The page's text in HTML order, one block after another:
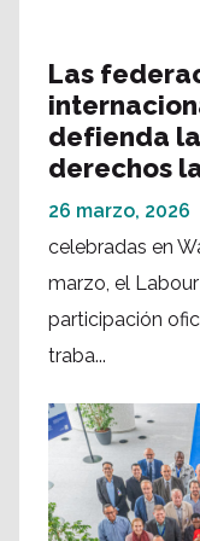
Las
defienda
derechos
26 marzo, 2026
celebradas en
marzo, el
participación
traba...